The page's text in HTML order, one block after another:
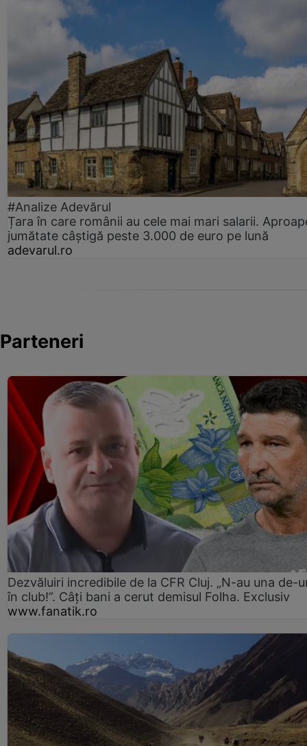
#Analize Adevărul
Țara în care românii au cele mai mari salarii.
jumătate câștigă peste 3.000 de euro pe lună
adevarul.ro
Parteneri
Dezvăluiri incredibile de la CFR Cluj. „N-au una de-
în club!”. Câți bani a cerut demisul Folha. Exclusiv
www.fanatik.ro